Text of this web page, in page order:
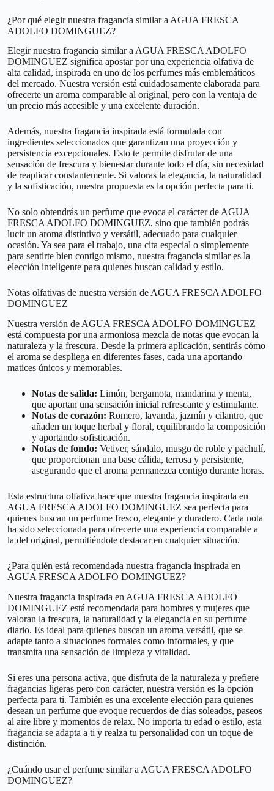
¿Por qué elegir nuestra fragancia similar a AGUA FRESCA
ADOLFO DOMINGUEZ?
Elegir nuestra fragancia similar a AGUA FRESCA ADOLFO
DOMINGUEZ significa apostar por una experiencia olfativa de
alta calidad, inspirada en uno de los perfumes más emblemáticos
del mercado. Nuestra versión está cuidadosamente elaborada para
ofrecerte un aroma comparable al original, pero con la ventaja de
un precio más accesible y una excelente duración.
Además, nuestra fragancia inspirada está formulada con
ingredientes seleccionados que garantizan una proyección y
persistencia excepcionales. Esto te permite disfrutar de una
sensación de frescura y bienestar durante todo el día, sin necesidad
de reaplicar constantemente. Si valoras la elegancia, la naturalidad
y la sofisticación, nuestra propuesta es la opción perfecta para ti.
No solo obtendrás un perfume que evoca el carácter de AGUA
FRESCA ADOLFO DOMINGUEZ, sino que también podrás
lucir un aroma distintivo y versátil, adecuado para cualquier
ocasión. Ya sea para el trabajo, una cita especial o simplemente
para sentirte bien contigo mismo, nuestra fragancia similar es la
elección inteligente para quienes buscan calidad y estilo.
Notas olfativas de nuestra versión de AGUA FRESCA ADOLFO
DOMINGUEZ
Nuestra versión de AGUA FRESCA ADOLFO DOMINGUEZ
está compuesta por una armoniosa mezcla de notas que evocan la
naturaleza y la frescura. Desde la primera aplicación, sentirás cómo
el aroma se despliega en diferentes fases, cada una aportando
matices únicos y memorables.
Notas de salida: Limón, bergamota, mandarina y menta,
que aportan una sensación inicial refrescante y estimulante.
Notas de corazón: Romero, lavanda, jazmín y cilantro, que
añaden un toque herbal y floral, equilibrando la composición
y aportando sofisticación.
Notas de fondo: Vetiver, sándalo, musgo de roble y pachulí,
que proporcionan una base cálida, terrosa y persistente,
asegurando que el aroma permanezca contigo durante horas.
Esta estructura olfativa hace que nuestra fragancia inspirada en
AGUA FRESCA ADOLFO DOMINGUEZ sea perfecta para
quienes buscan un perfume fresco, elegante y duradero. Cada nota
ha sido seleccionada para ofrecerte una experiencia comparable a
la del original, permitiéndote destacar en cualquier situación.
¿Para quién está recomendada nuestra fragancia inspirada en
AGUA FRESCA ADOLFO DOMINGUEZ?
Nuestra fragancia inspirada en AGUA FRESCA ADOLFO
DOMINGUEZ está recomendada para hombres y mujeres que
valoran la frescura, la naturalidad y la elegancia en su perfume
diario. Es ideal para quienes buscan un aroma versátil, que se
adapte tanto a situaciones formales como informales, y que
transmita una sensación de limpieza y vitalidad.
Si eres una persona activa, que disfruta de la naturaleza y prefiere
fragancias ligeras pero con carácter, nuestra versión es la opción
perfecta para ti. También es una excelente elección para quienes
desean un perfume que evoque recuerdos de días soleados, paseos
al aire libre y momentos de relax. No importa tu edad o estilo, esta
fragancia se adapta a ti y realza tu personalidad con un toque de
distinción.
¿Cuándo usar el perfume similar a AGUA FRESCA ADOLFO
DOMINGUEZ?